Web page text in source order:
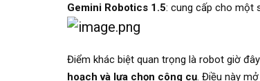
Gemini Robotics 1.5: cung cấp cho một
Điểm khác biệt quan trọng là robot giờ đây
hoạch và lựa chọn công cụ. Điều này